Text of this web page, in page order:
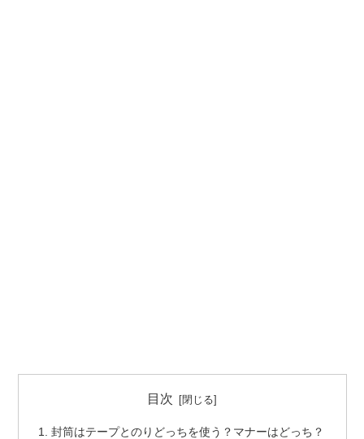
目次
封筒はテープとのりどっちを使う？マナーはどっち？